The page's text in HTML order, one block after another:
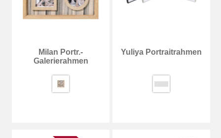
Milan Portr.-
Galerierahmen
Yuliya Portraitrahmen